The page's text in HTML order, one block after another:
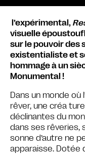
l’expérimental,
visuelle
sur le pouvoir des
existentialiste et
hommage à un
Monumental !
Dans un monde où
rêver, une créa
déclinantes du
dans ses rêveries,
sonne d’autre ne
apparaisse. Dotée